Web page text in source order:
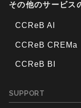
その他のサービス
CCReB AI
CCReB CREMa
CCReB BI
SUPPORT